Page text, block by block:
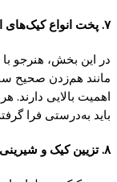
۷. پخت انواع کیک‌های اسفنجی، خانگی و حرفه‌ای
در این بخش، هنرجو
مانند هم‌زدن صحیح
اهمیت بالایی
باید به‌درستی فرا
۸. تزیین کیک و شیرینی با خامه، فوندانت و سس‌ها